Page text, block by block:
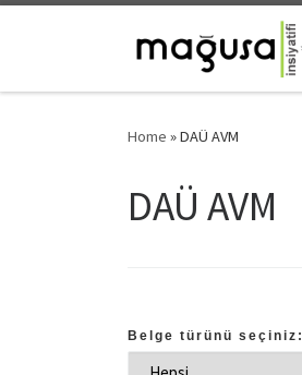
Home »DAÜ AVM
DAÜ AVM
Belge türünü seçiniz: